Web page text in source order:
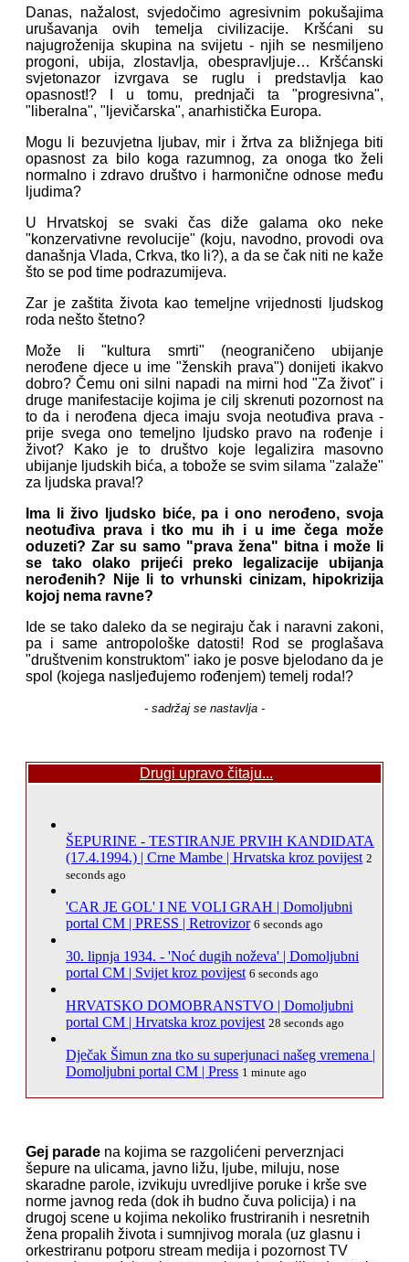
Danas, nažalost, svjedočimo agresivnim pokušajima
urušavanja ovih temelja civilizacije. Kršćani su
najugroženija skupina na svijetu - njih se nesmiljeno
progoni, ubija, zlostavlja, obespravljuje… Kršćanski
svjetonazor izvrgava se ruglu i predstavlja kao
opasnost!? I u tomu, prednjači ta "progresivna",
"liberalna", "ljevičarska", anarhistička Europa.
Mogu li bezuvjetna ljubav, mir i žrtva za bližnjega biti
opasnost za bilo koga razumnog, za onoga tko želi
normalno i zdravo društvo i harmonične odnose među
ljudima?
U Hrvatskoj se svaki čas diže galama oko neke
"konzervativne revolucije" (koju, navodno, provodi ova
današnja Vlada, Crkva, tko li?), a da se čak niti ne kaže
što se pod time podrazumijeva.
Zar je zaštita života kao temeljne vrijednosti ljudskog
roda nešto štetno?
Može li "kultura smrti" (neograničeno ubijanje
nerođene djece u ime "ženskih prava") donijeti ikakvo
dobro? Čemu oni silni napadi na mirni hod "Za život" i
druge manifestacije kojima je cilj skrenuti pozornost na
to da i nerođena djeca imaju svoja neotuđiva prava -
prije svega ono temeljno ljudsko pravo na rođenje i
život? Kako je to društvo koje legalizira masovno
ubijanje ljudskih bića, a tobože se svim silama "zalaže"
za ljudska prava!?
Ima li živo ljudsko biće, pa i ono nerođeno, svoja
neotuđiva prava i tko mu ih i u ime čega može
oduzeti? Zar su samo "prava žena" bitna i može li
se tako olako prijeći preko legalizacije ubijanja
nerođenih? Nije li to vrhunski cinizam, hipokrizija
kojoj nema ravne?
Ide se tako daleko da se negiraju čak i naravni zakoni,
pa i same antropološke datosti! Rod se proglašava
"društvenim konstruktom" iako je posve bjelodano da je
spol (kojega nasljeđujemo rođenjem) temelj roda!?
- sadržaj se nastavlja -
Drugi upravo čitaju...
ŠEPURINE - TESTIRANJE PRVIH KANDIDATA
(17.4.1994.) | Crne Mambe | Hrvatska kroz povijest 2
seconds ago
'CAR JE GOL' I NE VOLI GRAH | Domoljubni
portal CM | PRESS | Retrovizor 6 seconds ago
30. lipnja 1934. - 'Noć dugih noževa' | Domoljubni
portal CM | Svijet kroz povijest 6 seconds ago
HRVATSKO DOMOBRANSTVO | Domoljubni
portal CM | Hrvatska kroz povijest 28 seconds ago
Dječak Šimun zna tko su superjunaci našeg vremena |
Domoljubni portal CM | Press 1 minute ago
Gej parade na kojima se razgolićeni perverznjaci
šepure na ulicama, javno ližu, ljube, miluju, nose
skaradne parole, izvikuju uvredljive poruke i krše sve
norme javnog reda (dok ih budno čuva policija) i na
drugoj scene u kojima nekoliko frustriranih i nesretnih
žena propalih života i sumnjivog morala (uz glasnu i
orkestriranu potporu stream medija i pozornost TV